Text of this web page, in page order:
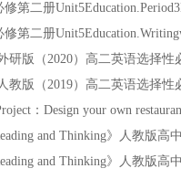
第二册
第二册
版（2020）高二英语选择性
版（2019）高二英语选择性
：Design your own
and Thinking》人教版高
and Thinking》人教版